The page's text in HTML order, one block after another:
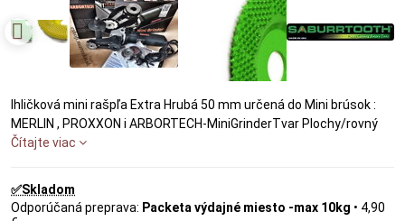
Ihličková mini rašpľa Extra Hrubá 50 mm určená do Mini brúsok :
MERLIN , PROXXON i ARBORTECH-MiniGrinderTvar Plochy/rovný
Čítajte viac
✅Skladom
Packeta výdajné miesto -max 10kg • 4,90